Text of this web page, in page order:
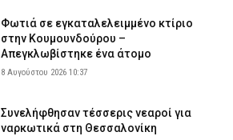
Φωτιά σε εγκαταλελειμμένο κτίριο
στην Κουμουνδούρου –
Απεγκλωβίστηκε ένα άτομο
8 Αυγούστου 2026 10:37
Συνελήφθησαν τέσσερις νεαροί για
ναρκωτικά στη Θεσσαλονίκη